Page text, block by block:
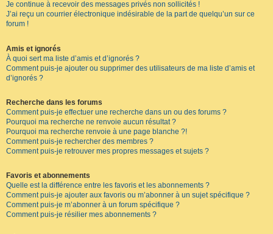
Je continue à recevoir des messages privés non sollicités !
J’ai reçu un courrier électronique indésirable de la part de quelqu’un sur ce
forum !
Amis et ignorés
À quoi sert ma liste d’amis et d’ignorés ?
Comment puis-je ajouter ou supprimer des utilisateurs de ma liste d’amis et
d’ignorés ?
Recherche dans les forums
Comment puis-je effectuer une recherche dans un ou des forums ?
Pourquoi ma recherche ne renvoie aucun résultat ?
Pourquoi ma recherche renvoie à une page blanche ?!
Comment puis-je rechercher des membres ?
Comment puis-je retrouver mes propres messages et sujets ?
Favoris et abonnements
Quelle est la différence entre les favoris et les abonnements ?
Comment puis-je ajouter aux favoris ou m’abonner à un sujet spécifique ?
Comment puis-je m’abonner à un forum spécifique ?
Comment puis-je résilier mes abonnements ?